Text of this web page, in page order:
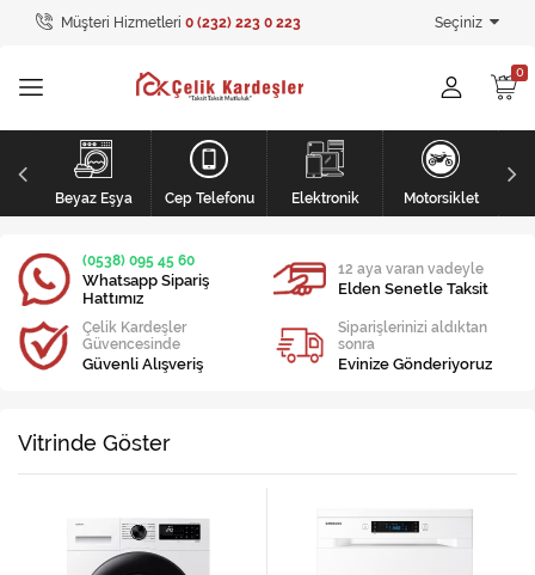
Müşteri Hizmetleri 0 (232) 223 0 223 Seçiniz
Tüm Kategoriler
Ev Tekstili
GİYİM
Kişisel Bakım
Elektronik
Beyaz Eşya
Cep Telefonu Elektronik Motorsiklet
(0538) 095 45 60
Whatsapp Sipariş
Hattımız
12 aya varan vadeyle
Elden Senetle Taksit
Çelik Kardeşler
Güvencesinde
Güvenli Alışveriş
Siparişlerinizi aldıktan
sonra
Evinize Gönderiyoruz
Vitrinde Göster